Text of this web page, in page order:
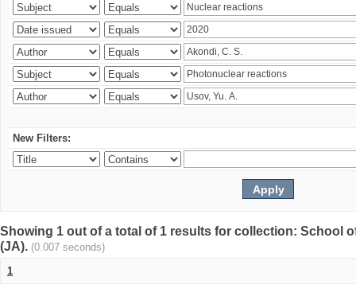
New Filters:
Showing 1 out of a total of 1 results for collection: School
(JA). (0.007 seconds)
1